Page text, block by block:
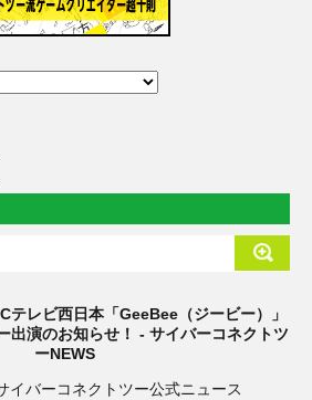
レビ西日本「GeeBee（ジービー）」
出演のお知らせ！ - サイバーコネクトツ
ーNEWS
イバーコネクトツー公式ニュース